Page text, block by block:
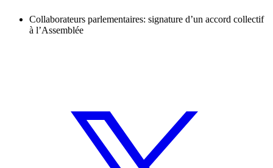
Collaborateurs parlementaires: signature d’un accord collectif
à l’Assemblée